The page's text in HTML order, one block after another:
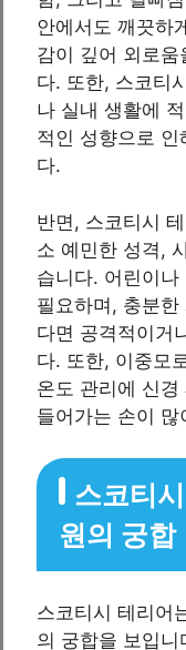
안에서도 깨끗하
감이 깊어 외로움
다. 또한, 스코티
나 실내 생활에
적인 성향으로 인
다.
반면, 스코티시
소 예민한 성격,
습니다. 어린이
필요하며, 충분
다면 공격적이거
다. 또한, 이중모
온도 관리에 신
들어가는 손이
스코티
원의 궁합
스코티시 테리어
의 궁합을 보입